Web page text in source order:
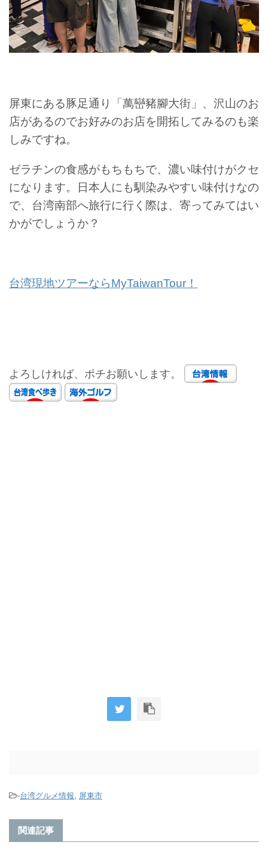
屏東にある豚足通り「萬巒豬腳大街」、沢山のお
店があるのでお好みのお店を開拓してみるのも楽
しみですね。
ゼラチンの食感がもちもちで、濃い味付けがクセ
になります。日本人にも馴染みやすい味付けなの
で、台湾南部へ旅行に行く際は、寄ってみてはい
かがでしょうか？
台湾現地ツアーならMyTaiwanTour！
よろしければ、ポチお願いします。
-台湾グルメ情報 屏東市
関連記事